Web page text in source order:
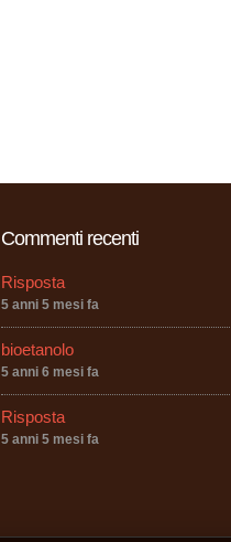
Commenti recenti
Risposta
5 anni 5 mesi fa
bioetanolo
5 anni 6 mesi fa
Risposta
5 anni 5 mesi fa